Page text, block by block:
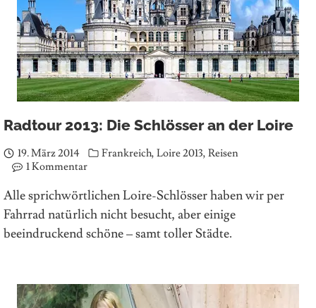
Radtour 2013: Die Schlösser an der Loire
19. März 2014 Frankreich, Loire 2013, Reisen
1 Kommentar
Alle sprichwörtlichen Loire-Schlösser haben wir per
Fahrrad natürlich nicht besucht, aber einige
beeindruckend schöne – samt toller Städte.